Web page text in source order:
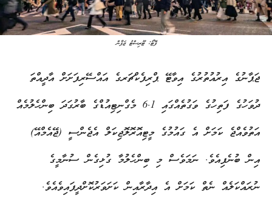
ފޮޓޯ: ޓޫރިސްޓު ޖަޕާން
ޖަޕާނުގެ އިރުއުތުރުގެ އިވާޓޭ ޕްރިފެކްޗަރގެ އައްސޭރިފަށަށް އާދީއްތަ
ދުވަހުގެ ފަތިހުގެ ވަގުތެއްގައި 6.1 މެގްނިޓިއުޑްގެ ބާރުގަދަ ބިންހެލުމެއް
އަތުވެއްޖެ ކަމަށް އެ ގައުމުގެ މީޓިއޮރޮލޮޖިކަލް އެޖެންސީ (ޖޭއެމްއޭ)
އިން ބުނެފިއެވެ. ނަމަވެސް މި ބިންހެލުމާ ގުޅިގެން ސުނާމީގެ
ނުރައްކަލެއް ނެތް ކަމަށް އެ އިދާރާއިން ކަށަވަރުކޮށްދީފައިވެއެވެ.